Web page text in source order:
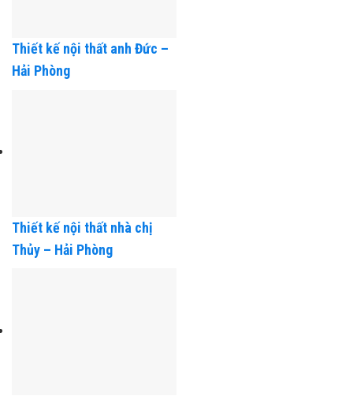
Thiết kế nội thất anh Đức –
Hải Phòng
Thiết kế nội thất nhà chị
Thủy – Hải Phòng